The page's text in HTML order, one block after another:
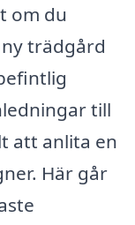
om du
trädgård
till
att anlita en
Här går